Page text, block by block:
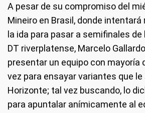
A pesar de su compromiso del
Mineiro en Brasil, donde intentará
la ida para pasar a semifinales de
DT riverplatense, Marcelo
presentar un equipo con mayoría
vez para ensayar variantes que le
Horizonte; tal vez buscando, lo
para apuntalar anímicamente al